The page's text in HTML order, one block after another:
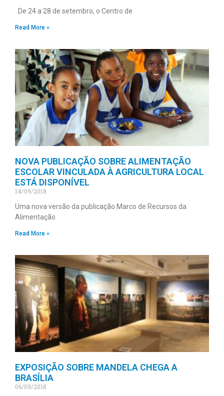
De 24 a 28 de setembro, o Centro de
Read More »
NOVA PUBLICAÇÃO SOBRE ALIMENTAÇÃO
ESCOLAR VINCULADA À AGRICULTURA LOCAL
ESTÁ DISPONÍVEL
14/09/2018
Uma nova versão da publicação Marco de Recursos da
Alimentação
Read More »
EXPOSIÇÃO SOBRE MANDELA CHEGA A
BRASÍLIA
06/09/2018